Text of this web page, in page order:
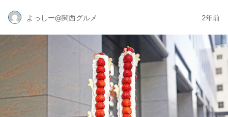
よっしー@関西グルメ 2年前